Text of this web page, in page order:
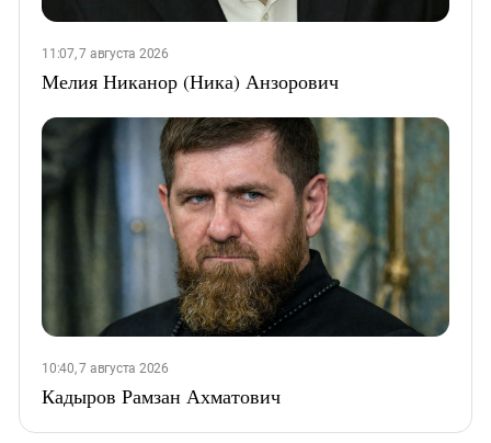
11:07, 7 августа 2026
Мелия Никанор (Ника) Анзорович
10:40, 7 августа 2026
Кадыров Рамзан Ахматович